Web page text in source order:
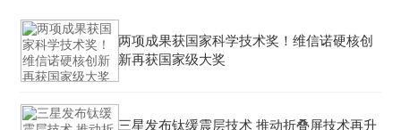
两项成果获国家科学技术奖！维信诺硬核创
新再获国家级大奖
三星发布钛缓震层技术 推动折叠屏技术再升